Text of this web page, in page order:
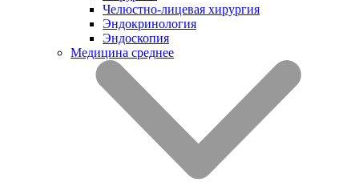
Челюстно-лицевая хирургия
Эндокринология
Эндоскопия
Медицина среднее